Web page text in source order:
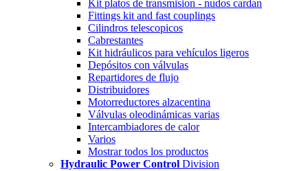
Kit platos de transmision - nudos cardan
Fittings kit and fast couplings
Cilindros telescopicos
Cabrestantes
Kit hidráulicos para vehículos ligeros
Depósitos con válvulas
Repartidores de flujo
Distribuidores
Motorreductores alzacentina
Válvulas oleodinámicas varias
Intercambiadores de calor
Varios
Mostrar todos los productos
Hydraulic Power Control Division